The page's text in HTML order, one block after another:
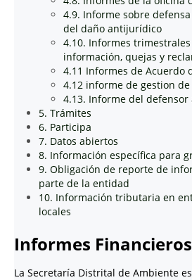
4.9. Informe sobre
del daño antijurídico
4.10. Informes trimestrales
información, quejas y
4.11 Informes de Acuerdo
4.12 informe de gestion
4.13. Informe del
5. Trámites
6. Participa
7. Datos abiertos
8. Información específica para
9. Obligación de reporte de
parte de la entidad
10. Información tributaria en
locales
Informes
La Secretaría Distrital de Ambiente